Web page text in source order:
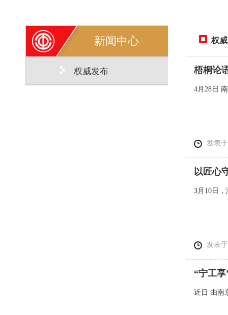
新闻中心
权威发布
权
梧桐论
4月28日
发表
以匠心
3月10日
发表
“宁工
近日 由南